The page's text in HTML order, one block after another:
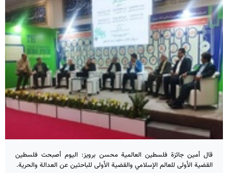
قال أمين جائزة فلسطين العالمية محسن برويز: اليوم أصبحت فلسطين
القضية الأولى للعالم الإسلامي والقضية الأولى للباحثين عن العدالة والحرية.